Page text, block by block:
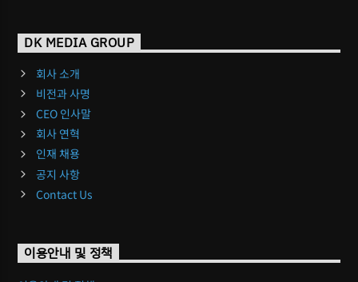
DK MEDIA GROUP
회사 소개
비전과 사명
CEO 인사말
회사 연혁
인재 채용
공지 사항
Contact Us
이용안내 및 정책